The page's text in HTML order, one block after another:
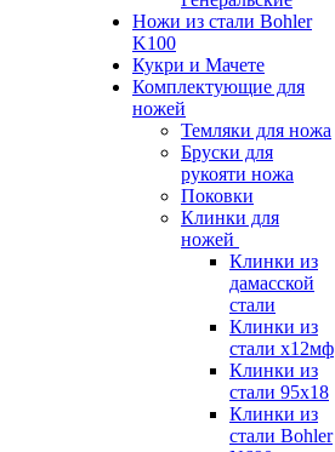
Ножи из стали Bohler
K100
Кукри и Мачете
Комплектующие для
ножей
Темляки для ножа
Бруски для
рукояти ножа
Поковки
Клинки для
ножей
Клинки из
дамасской
стали
Клинки из
стали х12мф
Клинки из
стали 95х18
Клинки из
стали Bohler